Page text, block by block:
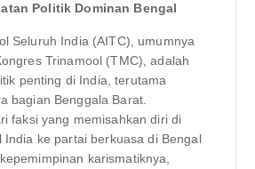
Politik Dominan Bengal
Seluruh India (AITC), umumnya
Trinamool (TMC), adalah
penting di India, terutama
bagian Benggala Barat.
faksi yang memisahkan diri di
India ke partai berkuasa di Bengal
karismatiknya,